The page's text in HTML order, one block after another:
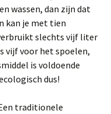
wassen, dan zijn dat
kan je met tien
slechts vijf liter
vijf voor het spoelen,
is voldoende
dus!
traditionele